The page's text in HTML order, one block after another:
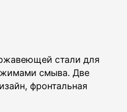
стали для
смыва. Две
фронтальная